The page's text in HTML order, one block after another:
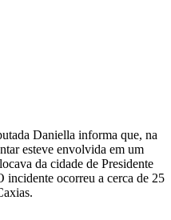
Daniella informa que, na
esteve envolvida em um
da cidade de Presidente
ocorreu a cerca de 25